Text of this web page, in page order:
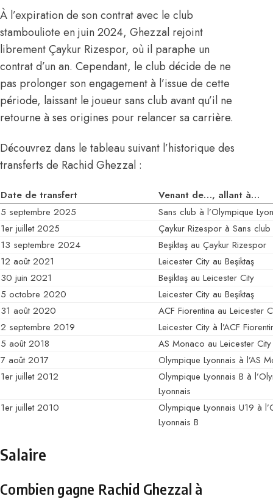
À l’expiration de son contrat avec le club
stambouliote en juin 2024, Ghezzal rejoint
librement Çaykur Rizespor, où il paraphe un
contrat d’un an. Cependant, le club décide de ne
pas prolonger son engagement à l’issue de cette
période, laissant le joueur sans club avant qu’il ne
retourne à ses origines pour relancer sa carrière.
Découvrez dans le tableau suivant l’historique des
transferts de Rachid Ghezzal :
Date de transfert
Venant de…, allant à…
5 septembre 2025
Sans club à l’Olympique
1er juillet 2025
Çaykur Rizespor à Sans club
13 septembre 2024
Beşiktaş au Çaykur Rizespor
12 août 2021
Leicester City au Beşiktaş
30 juin 2021
Beşiktaş au Leicester City
5 octobre 2020
Leicester City au Beşiktaş
31 août 2020
ACF Fiorentina au Leicester
2 septembre 2019
Leicester City à l’ACF
5 août 2018
AS Monaco au Leicester City
7 août 2017
Olympique Lyonnais à l’AS
1er juillet 2012
Olympique Lyonnais B à
Lyonnais
1er juillet 2010
Olympique Lyonnais U19 à
Lyonnais B
Salaire
Combien gagne Rachid Ghezzal à